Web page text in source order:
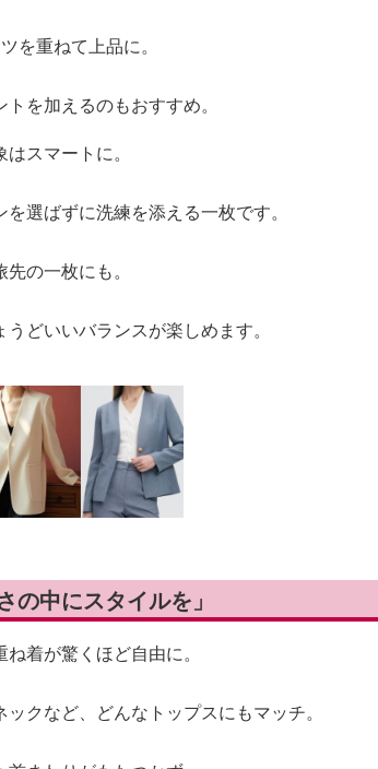
を重ねて上品に。
を加えるのもおすすめ。
スマートに。
選ばずに洗練を添える一枚です。
の一枚にも。
どいいバランスが楽しめます。
中にスタイルを」
着が驚くほど自由に。
クなど、どんなトップスにもマッチ。